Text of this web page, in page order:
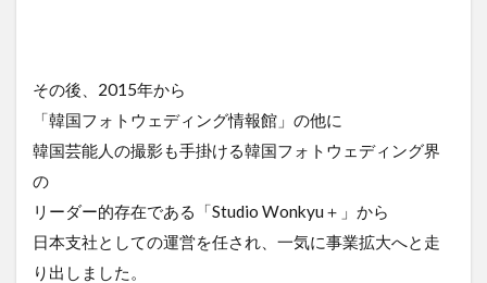
その後、2015年から
「韓国フォトウェディング情報館」の他に
韓国芸能人の撮影も手掛ける韓国フォトウェディング界
の
リーダー的存在である「Studio Wonkyu＋」から
日本支社としての運営を任され、一気に事業拡大へと走
り出しました。